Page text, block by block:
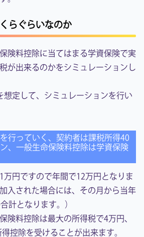
らぐらいなのか
険料控除に当てはまる学資保険で実
が出来るのかをシミュレーションし
想定して、シミュレーションを行い
行っていく、契約者は課税所得40
、一般生命保険料控除は学資保険
万円ですので年間で12万円となりま
入された場合には、その月から当年
計となります。）
険料控除は最大の所得税で4万円、
控除を受けることが出来ます。